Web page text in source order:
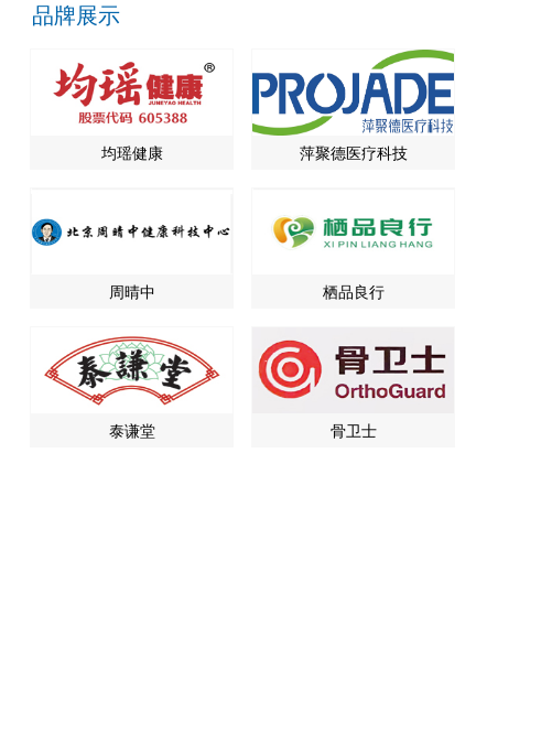
品牌展示
均瑶健康 萍聚德医疗科技
周晴中 栖品良行
泰谦堂 骨卫士